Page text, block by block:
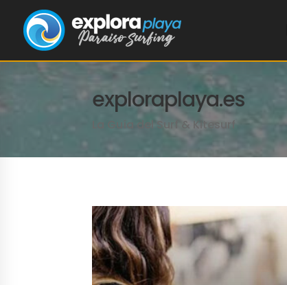
exploraplaya.es
La Guía del Surf & Kitesurf
LEER MÁS